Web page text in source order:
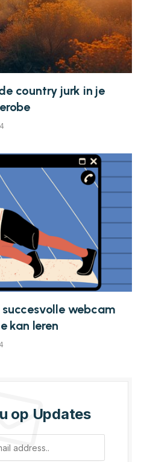
country jurk in je
webcam
kan leren
op Updates